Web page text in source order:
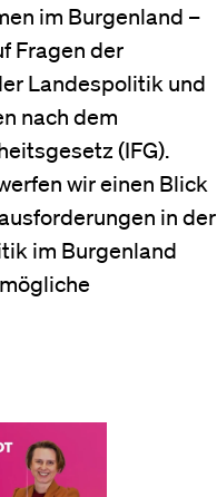
im Burgenland –
Fragen der
Landespolitik und
nach dem
(IFG).
wir einen Blick
in der
im Burgenland